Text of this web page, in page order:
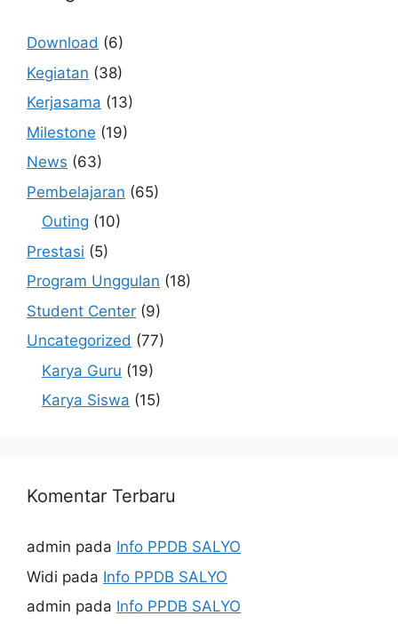
Download (6)
Kegiatan (38)
Kerjasama (13)
Milestone (19)
News (63)
Pembelajaran (65)
Outing (10)
Prestasi (5)
Program Unggulan (18)
Student Center (9)
Uncategorized (77)
Karya Guru (19)
Karya Siswa (15)
Komentar Terbaru
admin pada Info PPDB SALYO
Widi pada Info PPDB SALYO
admin pada Info PPDB SALYO